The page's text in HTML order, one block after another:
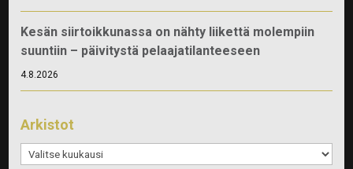
Kesän siirtoikkunassa on nähty liikettä molempiin
suuntiin – päivitystä pelaajatilanteeseen
4.8.2026
Arkistot
Arkistot